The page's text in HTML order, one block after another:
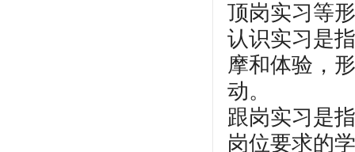
顶岗实习等
认识实习是
摩和体验，
动。
跟岗实习是
岗位要求的